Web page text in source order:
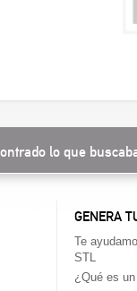
lo que
GENERA
Te
STL
¿Qué es